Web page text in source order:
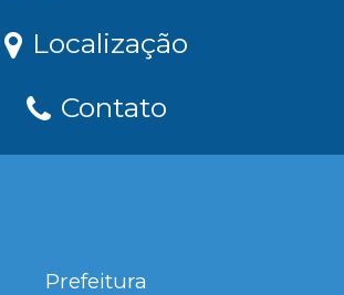
Localização
Contato
Prefeitura